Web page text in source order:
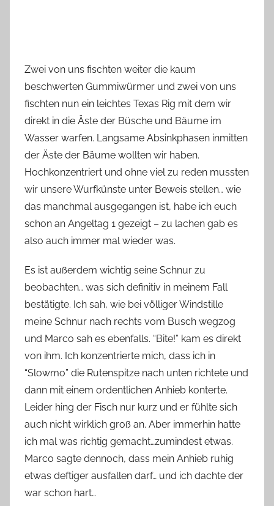
Zwei von uns fischten weiter die kaum
beschwerten Gummiwürmer und zwei von uns
fischten nun ein leichtes Texas Rig mit dem wir
direkt in die Äste der Büsche und Bäume im
Wasser warfen. Langsame Absinkphasen inmitten
der Äste der Bäume wollten wir haben.
Hochkonzentriert und ohne viel zu reden mussten
wir unsere Wurfkünste unter Beweis stellen… wie
das manchmal ausgegangen ist, habe ich euch
schon an Angeltag 1 gezeigt – zu lachen gab es
also auch immer mal wieder was.
Es ist außerdem wichtig seine Schnur zu
beobachten… was sich definitiv in meinem Fall
bestätigte. Ich sah, wie bei völliger Windstille
meine Schnur nach rechts vom Busch wegzog
und Marco sah es ebenfalls. “Bite!” kam es direkt
von ihm. Ich konzentrierte mich, dass ich in
“Slowmo” die Rutenspitze nach unten richtete und
dann mit einem ordentlichen Anhieb konterte.
Leider hing der Fisch nur kurz und er fühlte sich
auch nicht wirklich groß an. Aber immerhin hatte
ich mal was richtig gemacht…zumindest etwas.
Marco sagte dennoch, dass mein Anhieb ruhig
etwas deftiger ausfallen darf… und ich dachte der
war schon hart…